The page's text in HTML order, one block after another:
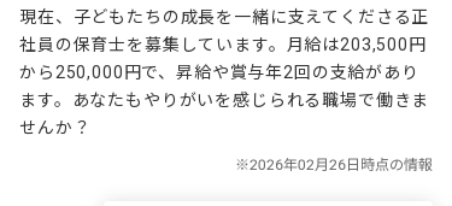
現在、子どもたちの成長を一緒に支えてくださる正
社員の保育士を募集しています。月給は203,500円
から250,000円で、昇給や賞与年2回の支給があり
ます。あなたもやりがいを感じられる職場で働きま
せんか？